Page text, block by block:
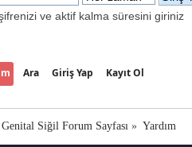
şifrenizi ve aktif kalma süresini giriniz
Ara Giriş Yap Kayıt Ol
Siğil Forum Sayfası » Yardım